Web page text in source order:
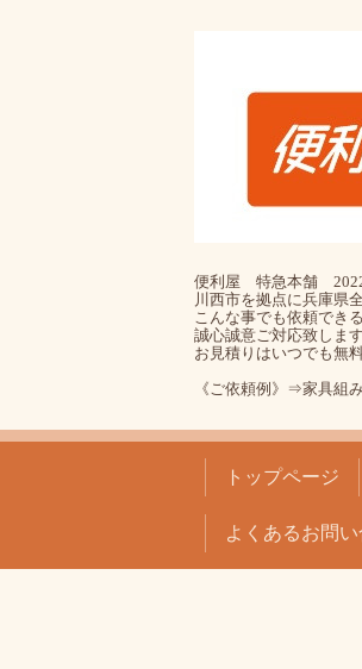
便利屋 特急本舗 2022
川西市を拠点に兵庫県
こんな事でも依頼でき
誠心誠意ご対応致しま
お見積りはいつでも無
《ご依頼例》⇒家具組
トップページ
よくあるお問